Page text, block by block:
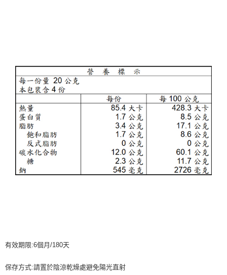
有效期限:6個月/180天
保存方式:請置於陰涼乾燥處避免陽光直射